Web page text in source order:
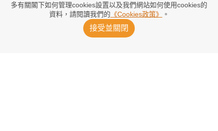
多有關閣下如何管理cookies設置以及我們網站如何使用cookies的
資料，請閱讀我們的 《Cookies政策》 。
接受並關閉